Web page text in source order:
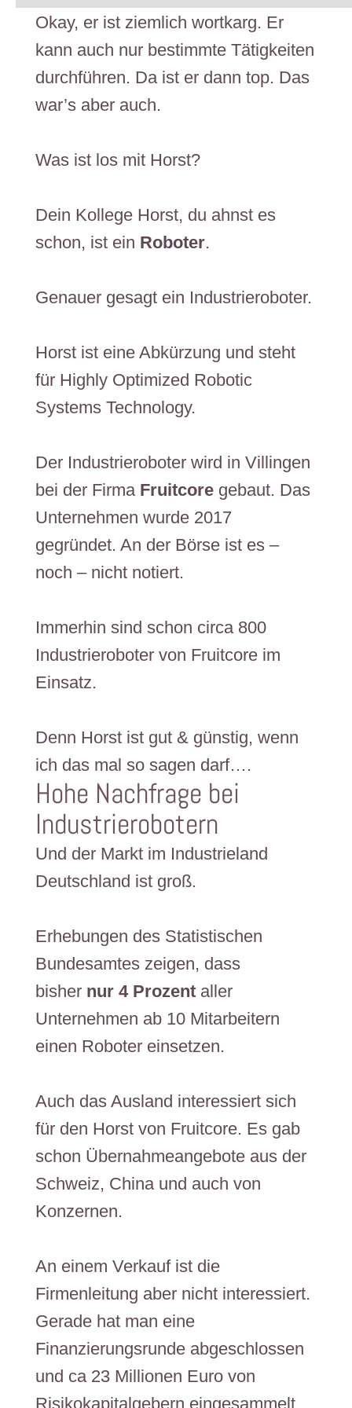
Okay, er ist ziemlich wortkarg. Er
kann auch nur bestimmte Tätigkeiten
durchführen. Da ist er dann top. Das
war’s aber auch.
Was ist los mit Horst?
Dein Kollege Horst, du ahnst es
schon, ist ein Roboter. ​
Genauer gesagt ein ​Industrieroboter.
Horst ist eine Abkürzung und steht
für Highly Optimized Robotic
Systems Technology.​
Der Industrieroboter wird in Villingen
bei der Firma Fruitcoregebaut. Das
Unternehmen wurde 2017
gegründet. An der Börse ist es –
noch – nicht notiert.
Immerhin sind schon circa 800
Industrieroboter von Fruitcore im
Einsatz.
Denn Horst ist gut & günstig, wenn
ich das mal so sagen darf….
Hohe Nachfrage bei
Industrierobotern
Und der Markt im Industrieland
Deutschland ist groß.
​​Erhebungen des Statistischen
Bundesamtes zeigen, dass
bisher nur 4 Prozent​aller
Unternehmen ab 10 Mitarbeitern
einen Roboter einsetzen.
Auch das Ausland interessiert sich
für den Horst von Fruitcore. Es gab
schon Übernahmeangebote aus der
Schweiz, China und auch von
Konzernen.
An einem Verkauf ist die
Firmenleitung aber nicht interessiert.
Gerade hat man eine
Finanzierungsrunde abgeschlossen
und ca 23 Millionen Euro von
Risikokapitalgebern eingesammelt.